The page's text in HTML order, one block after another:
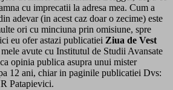
cu imprecatii la adresa mea. Cum a
adevar (in acest caz doar o zecime) este
ori cu minciuna prin omisiune, spre
eu ofer astazi publicatiei Ziua de Vest
avute cu Institutul de Studii Avansate
opinia publica asupra unui mister
12 ani, chiar in paginile publicatiei Dvs:
Patapievici.